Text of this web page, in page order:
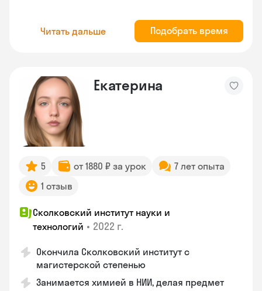
Читать дальше Подобрать время
Екатерина
5 от 1880 ₽ за урок
7 лет опыта
1 отзыв
Сколковский институт науки и
технологий • 2022 г.
Окончила Сколковский институт с
магистерской степенью
Занимается химией в НИИ, делая предмет